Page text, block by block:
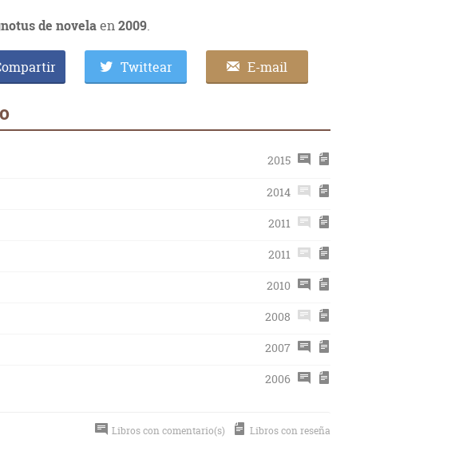
de novelaen2009.
Twittear E-mail
2015
2014
2011
2011
2010
2008
2007
2006
Libros con comentario(s) Libros con reseña